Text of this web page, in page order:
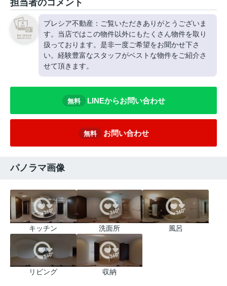
担当者のコメント
プレシア不動産：ご覧いただきありがとうございま
す。当店ではこの物件以外にもたくさん物件を取り
扱っております。是非一度ご希望をお聞かせ下さ
い。経験豊富なスタッフがベストな物件をご紹介さ
せて頂きます。
無料 LINEからお問い合わせ
無料 お問い合わせ
パノラマ画像
キッチン 洗面所 風呂
リビング 収納